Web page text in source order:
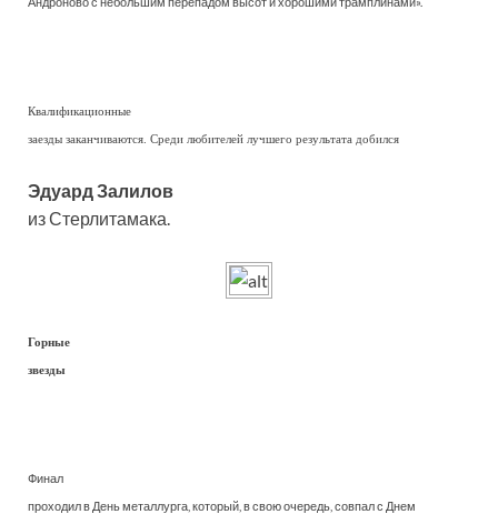
Квалификационные
заезды заканчиваются. Среди любителей лучшего результата добился
Эдуард Залилов
из Стерлитамака.
Горные
звезды
Финал
проходил в День металлурга, который, в свою очередь, совпал с Днем